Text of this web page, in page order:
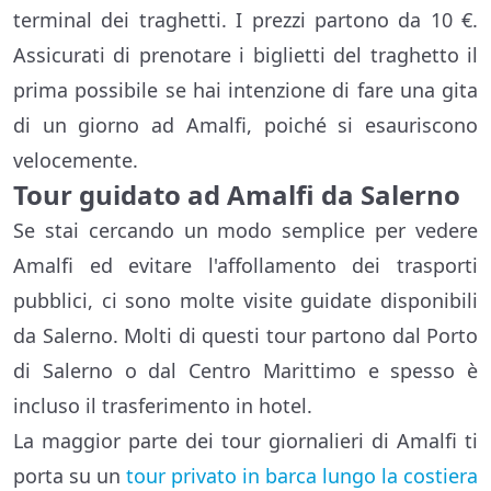
terminal dei traghetti. I prezzi partono da 10 €.
Assicurati di prenotare i biglietti del traghetto il
prima possibile se hai intenzione di fare una gita
di un giorno ad Amalfi, poiché si esauriscono
velocemente.
Tour guidato ad Amalfi da Salerno
Se stai cercando un modo semplice per vedere
Amalfi ed evitare l'affollamento dei trasporti
pubblici, ci sono molte visite guidate disponibili
da Salerno. Molti di questi tour partono dal Porto
di Salerno o dal Centro Marittimo e spesso è
incluso il trasferimento in hotel.
La maggior parte dei tour giornalieri di Amalfi ti
porta su un tour privato in barca lungo la costiera